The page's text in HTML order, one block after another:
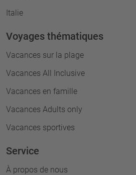
Italie
Voyages thématiques
Vacances sur la plage
Vacances All Inclusive
Vacances en famille
Vacances Adults only
Vacances sportives
Service
À propos de nous